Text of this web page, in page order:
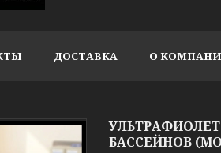
ДОСТАВКА О
БАССЕЙНОВ